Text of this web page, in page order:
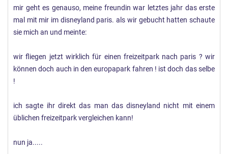
mir geht es genauso, meine freundin war letztes jahr das erste
mal mit mir im disneyland paris. als wir gebucht hatten schaute
sie mich an und meinte:
wir fliegen jetzt wirklich für einen freizeitpark nach paris ? wir
können doch auch in den europapark fahren ! ist doch das selbe
!
ich sagte ihr direkt das man das disneyland nicht mit einem
üblichen freizeitpark vergleichen kann!
nun ja.....